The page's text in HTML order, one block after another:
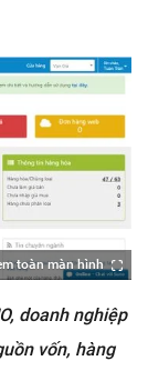
toàn màn hình
doanh nghiệp
vốn, hàng